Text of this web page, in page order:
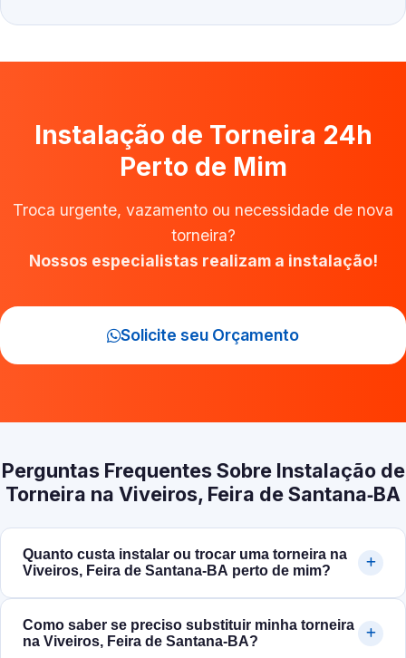
Instalação de Torneira 24h
Perto de Mim
Troca urgente, vazamento ou necessidade de nova
torneira?
Nossos especialistas realizam a instalação!
Solicite seu Orçamento
Perguntas Frequentes Sobre Instalação de
Torneira na Viveiros, Feira de Santana‑BA
Quanto custa instalar ou trocar uma torneira na
Viveiros, Feira de Santana‑BA perto de mim?
Como saber se preciso substituir minha torneira
na Viveiros, Feira de Santana‑BA?